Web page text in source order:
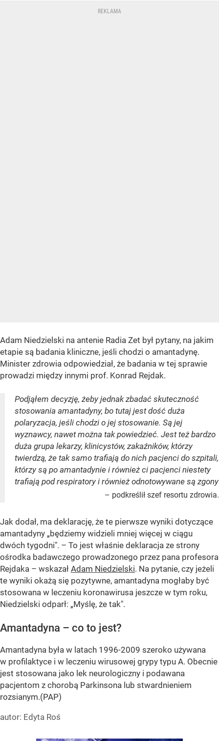
Adam Niedzielski na antenie Radia Zet był pytany, na jakim
etapie są badania kliniczne, jeśli chodzi o amantadynę.
Minister zdrowia odpowiedział, że badania w tej sprawie
prowadzi między innymi prof. Konrad Rejdak.
Podjąłem decyzję, żeby jednak zbadać skuteczność
stosowania amantadyny, bo tutaj jest dość duża
polaryzacja, jeśli chodzi o jej stosowanie. Są jej
wyznawcy, nawet można tak powiedzieć. Jest też bardzo
duża grupa lekarzy, klinicystów, zakaźników, którzy
twierdzą, że tak samo trafiają do nich pacjenci do szpitali,
którzy są po amantadynie i również ci pacjenci niestety
trafiają pod respiratory i również odnotowywane są zgony
– podkreślił szef resortu zdrowia.
Jak dodał, ma deklarację, że te pierwsze wyniki dotyczące
amantadyny „będziemy widzieli mniej więcej w ciągu
dwóch tygodni". – To jest właśnie deklaracja ze strony
ośrodka badawczego prowadzonego przez pana profesora
Rejdaka – wskazał Adam Niedzielski. Na pytanie, czy jeżeli
te wyniki okażą się pozytywne, amantadyna mogłaby być
stosowana w leczeniu koronawirusa jeszcze w tym roku,
Niedzielski odparł: „Myślę, że tak".
Amantadyna – co to jest?
Amantadyna była w latach 1996-2009 szeroko używana
w profilaktyce i w leczeniu wirusowej grypy typu A. Obecnie
jest stosowana jako lek neurologiczny i podawana
pacjentom z chorobą Parkinsona lub stwardnieniem
rozsianym.(PAP)
autor: Edyta Roś